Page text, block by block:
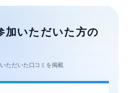
加いただいた方の
ただいた口コミを掲載